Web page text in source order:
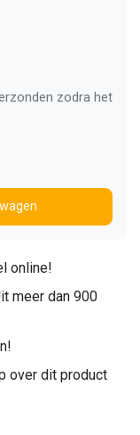
zodra het
online!
meer dan 900
over dit product